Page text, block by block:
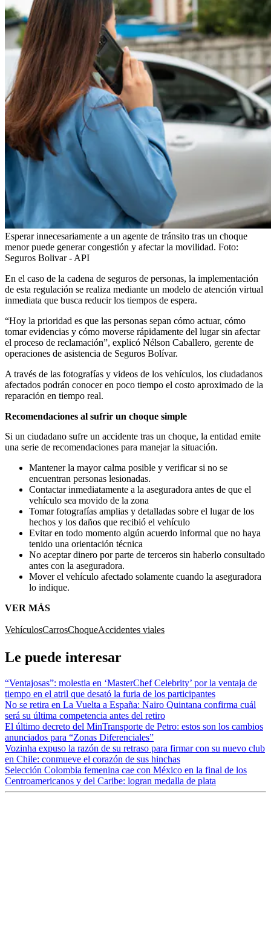
Esperar innecesariamente a un agente de tránsito tras un choque
menor puede generar congestión y afectar la movilidad. Foto:
Seguros Bolivar - API
En el caso de la cadena de seguros de personas, la implementación
de esta regulación se realiza mediante un modelo de atención virtual
inmediata que busca reducir los tiempos de espera.
“Hoy la prioridad es que las personas sepan cómo actuar, cómo
tomar evidencias y cómo moverse rápidamente del lugar sin afectar
el proceso de reclamación”, explicó Nélson Caballero, gerente de
operaciones de asistencia de Seguros Bolívar.
A través de las fotografías y videos de los vehículos, los ciudadanos
afectados podrán conocer en poco tiempo el costo aproximado de la
reparación en tiempo real.
Recomendaciones al sufrir un choque simple
Si un ciudadano sufre un accidente tras un choque, la entidad emite
una serie de recomendaciones para manejar la situación.
Mantener la mayor calma posible y verificar si no se
encuentran personas lesionadas.
Contactar inmediatamente a la aseguradora antes de que el
vehículo sea movido de la zona
Tomar fotografías amplias y detalladas sobre el lugar de los
hechos y los daños que recibió el vehículo
Evitar en todo momento algún acuerdo informal que no haya
tenido una orientación técnica
No aceptar dinero por parte de terceros sin haberlo consultado
antes con la aseguradora.
Mover el vehículo afectado solamente cuando la aseguradora
lo indique.
VER MÁS
VehículosCarrosChoqueAccidentes viales
Le puede interesar
“Ventajosas”: molestia en ‘MasterChef Celebrity’ por la ventaja de
tiempo en el atril que desató la furia de los participantes
No se retira en La Vuelta a España: Nairo Quintana confirma cuál
será su última competencia antes del retiro
El último decreto del MinTransporte de Petro: estos son los cambios
anunciados para “Zonas Diferenciales”
Vozinha expuso la razón de su retraso para firmar con su nuevo club
en Chile: conmueve el corazón de sus hinchas
Selección Colombia femenina cae con México en la final de los
Centroamericanos y del Caribe: logran medalla de plata